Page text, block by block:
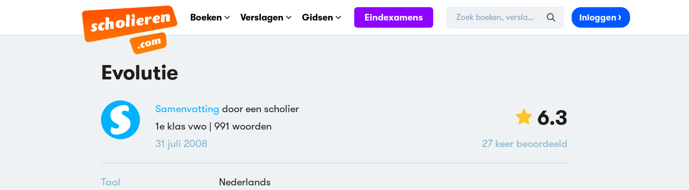
Boeken Verslagen Gidsen Eindexamens Inloggen
Evolutie
Samenvatting door een scholier
1e klas vwo | 991 woorden
31 juli 2008
6.3
27 keer beoordeeld
Taal
Nederlands